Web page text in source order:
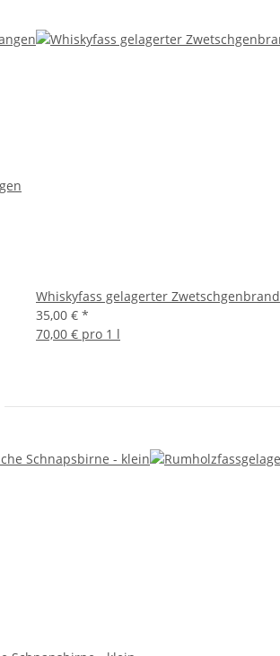
Whiskyfass gelagerter Zwetschgenbrand
35,00 € *
70,00 € pro 1 l